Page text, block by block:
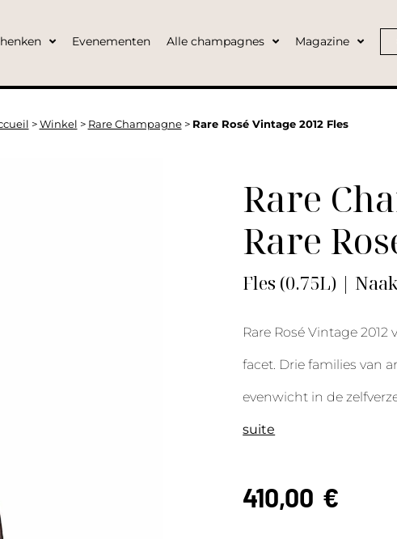
Evenementen Alle champagnes Magazine
> Winkel > Rare Champagne> Rare Rosé Vintage 2012 Fles
Rare
Rare
Fles (0.75L) |
Rare Rosé Vintage
facet. Drie families van
evenwicht in de
suite
410,00 €